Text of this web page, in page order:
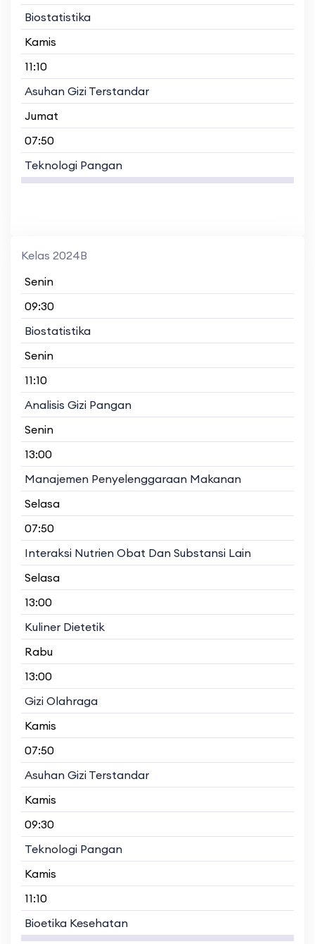
Biostatistika
Kamis
11:10
Asuhan Gizi Terstandar
Jumat
07:50
Teknologi Pangan
Kelas 2024B
Senin
09:30
Biostatistika
Senin
11:10
Analisis Gizi Pangan
Senin
13:00
Manajemen Penyelenggaraan Makanan
Selasa
07:50
Interaksi Nutrien Obat Dan Substansi Lain
Selasa
13:00
Kuliner Dietetik
Rabu
13:00
Gizi Olahraga
Kamis
07:50
Asuhan Gizi Terstandar
Kamis
09:30
Teknologi Pangan
Kamis
11:10
Bioetika Kesehatan